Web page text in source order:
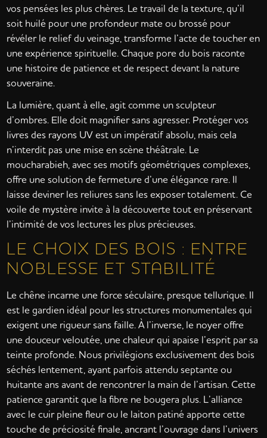
vos pensées les plus chères. Le travail de la texture, qu’il
soit huilé pour une profondeur mate ou brossé pour
révéler le relief du veinage, transforme l’acte de toucher en
une expérience spirituelle. Chaque pore du bois raconte
une histoire de patience et de respect devant la nature
souveraine.
La lumière, quant à elle, agit comme un sculpteur
d’ombres. Elle doit magnifier sans agresser. Protéger vos
livres des rayons UV est un impératif absolu, mais cela
n’interdit pas une mise en scène théâtrale. Le
moucharabieh, avec ses motifs géométriques complexes,
offre une solution de fermeture d’une élégance rare. Il
laisse deviner les reliures sans les exposer totalement. Ce
voile de mystère invite à la découverte tout en préservant
l’intimité de vos lectures les plus précieuses.
LE CHOIX DES BOIS : ENTRE
NOBLESSE ET STABILITÉ
Le chêne incarne une force séculaire, presque tellurique. Il
est le gardien idéal pour les structures monumentales qui
exigent une rigueur sans faille. À l’inverse, le noyer offre
une douceur veloutée, une chaleur qui apaise l’esprit par sa
teinte profonde. Nous privilégions exclusivement des bois
séchés lentement, ayant parfois attendu septante ou
huitante ans avant de rencontrer la main de l’artisan. Cette
patience garantit que la fibre ne bougera plus. L’alliance
avec le cuir pleine fleur ou le laiton patiné apporte cette
touche de préciosité finale, ancrant l’ouvrage dans l’univers